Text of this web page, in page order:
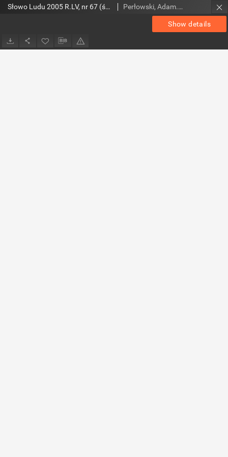
Show details
Słowo Ludu 2005 R.LV, nr 67 (świętokrzyskie) Perłowski, Adam. Red.